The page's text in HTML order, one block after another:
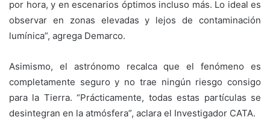
por hora, y en escenarios óptimos incluso más. Lo ideal es
observar en zonas elevadas y lejos de contaminación
lumínica”, agrega Demarco.
Asimismo, el astrónomo recalca que el fenómeno es
completamente seguro y no trae ningún riesgo consigo
para la Tierra. “Prácticamente, todas estas partículas se
desintegran en la atmósfera”, aclara el Investigador CATA.